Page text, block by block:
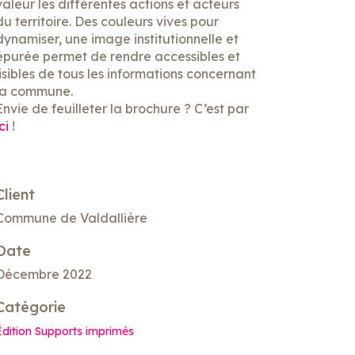
les différentes actions et acteurs
territoire. Des couleurs vives pour
une image institutionnelle et
permet de rendre accessibles et
de tous les informations concernant
commune.
de feuilleter la brochure ? C’est par
!
de Valdallière
2022
Supports imprimés